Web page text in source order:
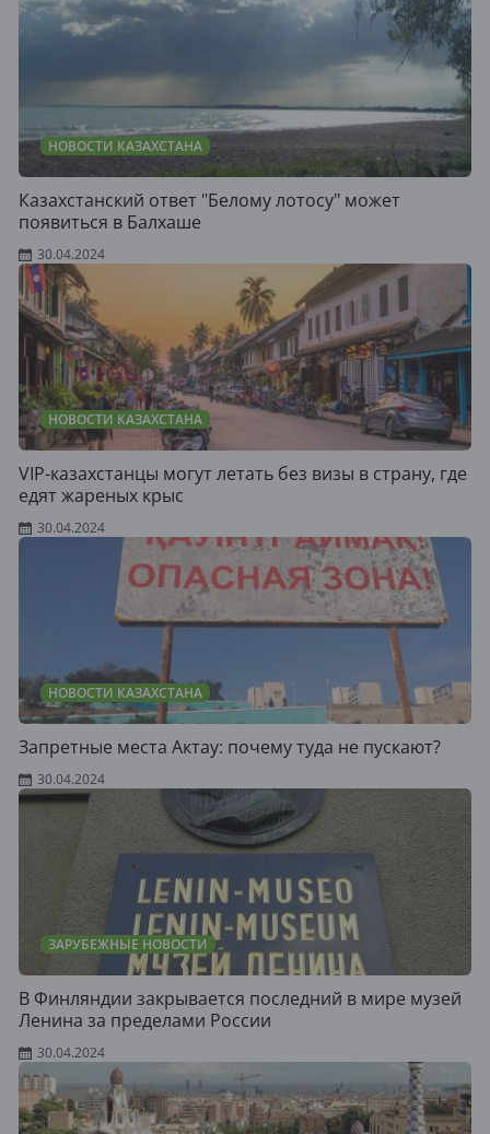
НОВОСТИ КАЗАХСТАНА
Казахстанский ответ "Белому лотосу" может
появиться в Балхаше
30.04.2024
НОВОСТИ КАЗАХСТАНА
VIP-казахстанцы могут летать без визы в страну, где
едят жареных крыс
30.04.2024
НОВОСТИ КАЗАХСТАНА
Запретные места Актау: почему туда не пускают?
30.04.2024
ЗАРУБЕЖНЫЕ НОВОСТИ
В Финляндии закрывается последний в мире музей
Ленина за пределами России
30.04.2024